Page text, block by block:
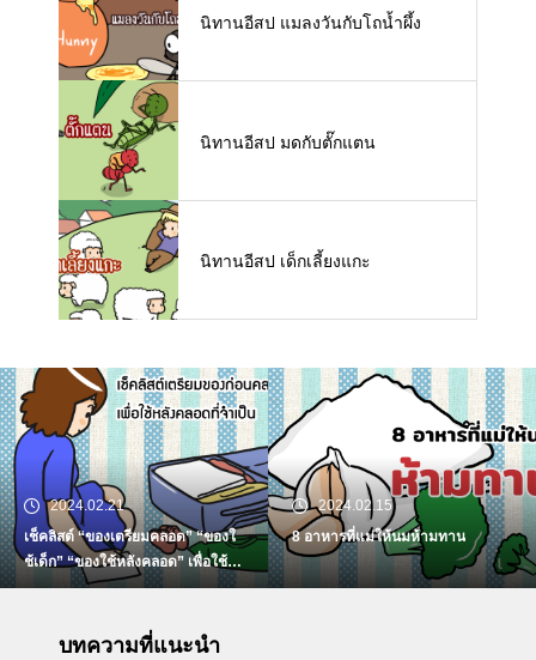
นิทานอีสป แมลงวันกับโถน้ำผึ้ง
นิทานอีสป มดกับตั๊กแตน
นิทานอีสป เด็กเลี้ยงแกะ
2024.02.21
เช็คลิสต์ “ของเตรียมคลอด” “ของใ
ช้เด็ก” “ของใช้หลังคลอด” เพื่อใช้ห
ลังคลอดที่จำเป็น
2024.02.15
8 อาหารที่แม่ให้นมห้ามทาน
บทความที่แนะนำ